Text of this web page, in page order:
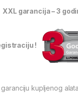
XXL garancija – 3
!
kupljenog